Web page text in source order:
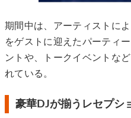
期間中は、アーティストに
をゲストに迎えたパーティ
ントや、トークイベントな
れている。
豪華DJが揃うレセプシ